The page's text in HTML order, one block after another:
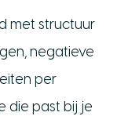
met structuur
negatieve
per
die past bij je